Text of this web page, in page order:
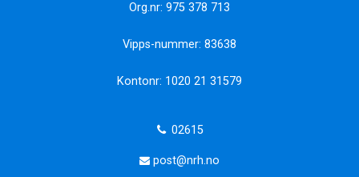
Org.nr: 975 378 713
Vipps-nummer: 83638
Kontonr: 1020 21 31579
02615
post@nrh.no